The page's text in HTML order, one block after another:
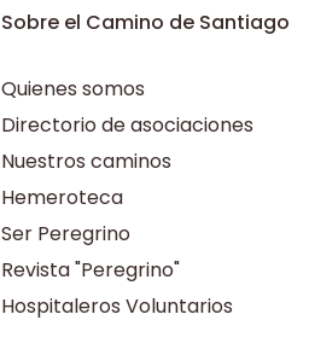
Sobre el Camino de Santiago
Quienes somos
Directorio de asociaciones
Nuestros caminos
Hemeroteca
Ser Peregrino
Revista "Peregrino"
Hospitaleros Voluntarios